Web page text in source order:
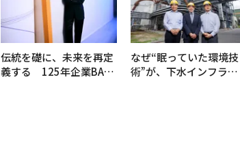
伝統を礎に、未来を再定
義する 125年企業BAT
なぜ“眠っていた環境技
術”が、下水インフラを